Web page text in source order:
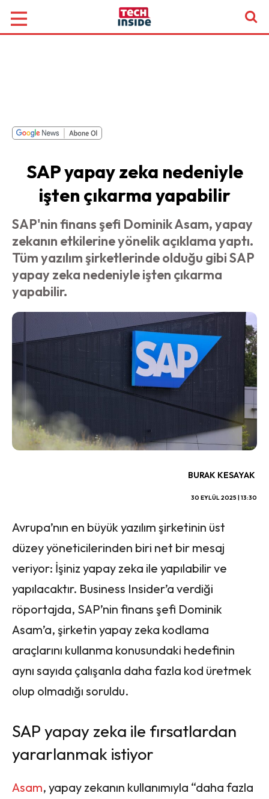
SAP yapay zeka nedeniyle
işten çıkarma yapabilir
SAP'nin finans şefi Dominik Asam, yapay
zekanın etkilerine yönelik açıklama yaptı.
Tüm yazılım şirketlerinde olduğu gibi SAP
yapay zeka nedeniyle işten çıkarma
yapabilir.
BURAK KESAYAK
30 EYLÜL 2025 | 13:30
Avrupa’nın en büyük yazılım şirketinin üst
düzey yöneticilerinden biri net bir mesaj
veriyor: İşiniz yapay zeka ile yapılabilir ve
yapılacaktır. Business Insider’a verdiği
röportajda, SAP’nin finans şefi Dominik
Asam’a, şirketin yapay zeka kodlama
araçlarını kullanma konusundaki hedefinin
aynı sayıda çalışanla daha fazla kod üretmek
olup olmadığı soruldu.
SAP yapay zeka ile fırsatlardan
yararlanmak istiyor
Asam, yapay zekanın kullanımıyla “daha fazla